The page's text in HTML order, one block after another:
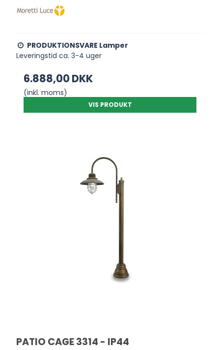
PRODUKTIONSVARE Lamper
Leveringstid ca. 3-4 uger
6.888,00 DKK
(inkl. moms)
VIS PRODUKT
PATIO CAGE 3314 - IP44